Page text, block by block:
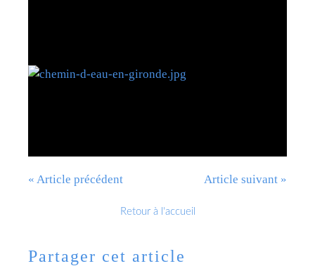
« Article précédent Article suivant »
Retour à l'accueil
Partager cet article